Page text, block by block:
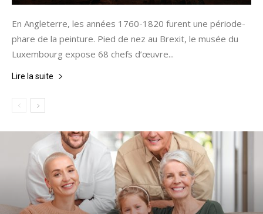
En Angleterre, les années 1760-1820 furent une période-
phare de la peinture. Pied de nez au Brexit, le musée du
Luxembourg expose 68 chefs d’œuvre...
Lire la suite